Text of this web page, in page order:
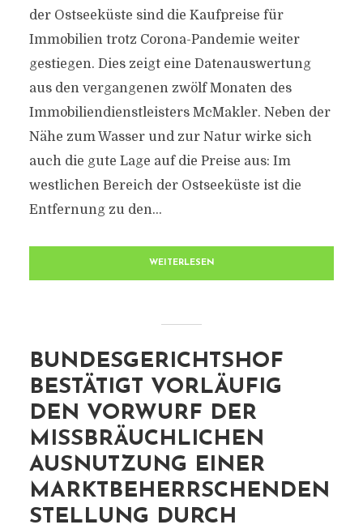
der Ostseeküste sind die Kaufpreise für
Immobilien trotz Corona-Pandemie weiter
gestiegen. Dies zeigt eine Datenauswertung
aus den vergangenen zwölf Monaten des
Immobiliendienstleisters McMakler. Neben der
Nähe zum Wasser und zur Natur wirke sich
auch die gute Lage auf die Preise aus: Im
westlichen Bereich der Ostseeküste ist die
Entfernung zu den...
WEITERLESEN
BUNDESGERICHTSHOF
BESTÄTIGT VORLÄUFIG
DEN VORWURF DER
MISSBRÄUCHLICHEN
AUSNUTZUNG EINER
MARKTBEHERRSCHENDEN
STELLUNG DURCH